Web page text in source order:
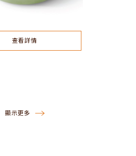
查看詳情
顯示更多